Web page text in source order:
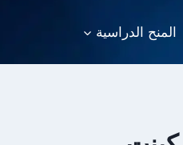
المنح الدراسية